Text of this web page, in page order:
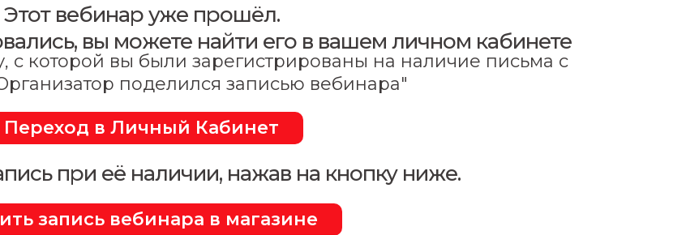
Этот вебинар уже прошёл.
вы можете найти его в вашем личном кабинете
с которой вы были зарегистрированы на наличие письма с
поделился записью вебинара"
Переход в Личный Кабинет
при её наличии, нажав на кнопку ниже.
запись вебинара в магазине